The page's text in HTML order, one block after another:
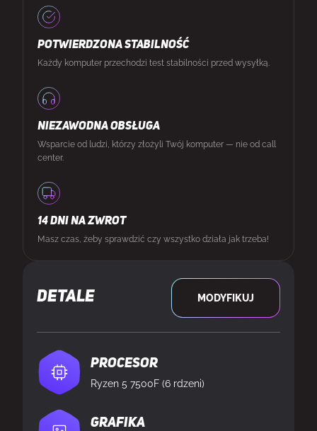
DETALE MODYFIKUJ
Procesor
Ryzen 5 7500F (6 rdzeni)
Grafika
POTWIERDZONA STABILNOŚĆ
Każdy komputer przechodzi test stabilności przed wysyłką.
NIEZAWODNA OBSŁUGA
Wsparcie od ludzi, którzy złożyli Twój komputer — nie od call
center.
14 DNI NA ZWROT
Masz czas, żeby sprawdzić czy wszystko działa jak trzeba!